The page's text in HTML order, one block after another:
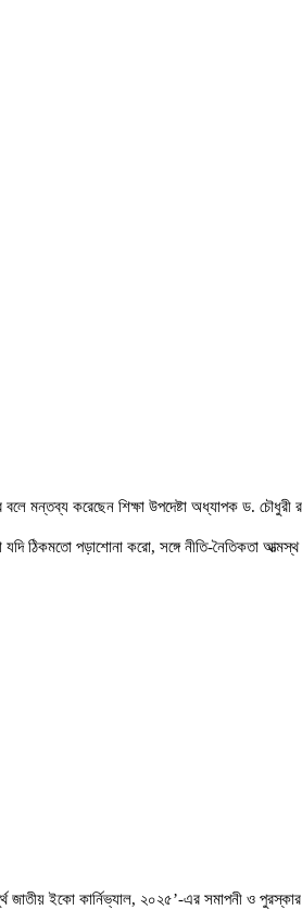
বলে মন্তব্য করেছেন শিক্ষা উপদেষ্টা অধ্যাপক ড.
যদি ঠিকমতো পড়াশোনা করো, সঙ্গে নীতি-
জাতীয় ইকো কার্নিভ্যাল, ২০২৫’-এর সমাপনী ও